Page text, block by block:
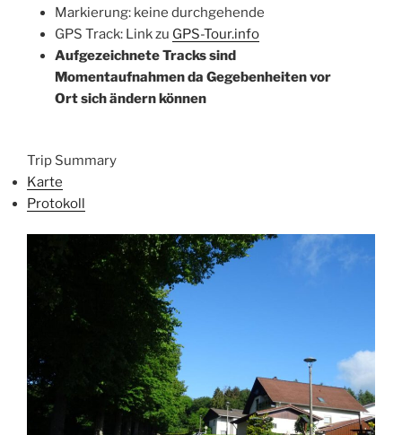
Markierung: keine durchgehende
GPS Track: Link zu GPS-Tour.info
Aufgezeichnete Tracks sind
Momentaufnahmen da Gegebenheiten vor
Ort sich ändern können
Trip Summary
Karte
Protokoll